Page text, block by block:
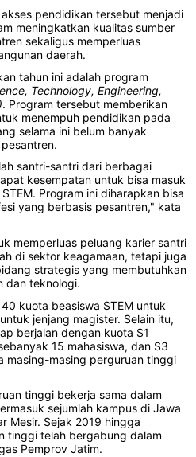
pendidikan tersebut menjadi
meningkatkan kualitas sumber
sekaligus memperluas
daerah.
tahun ini adalah program
Technology, Engineering,
. Program tersebut memberikan
menempuh pendidikan pada
selama ini belum banyak
santri-santri dari berbagai
kesempatan untuk bisa masuk
Program ini diharapkan bisa
yang berbasis pesantren," kata
memperluas peluang karier santri
di sektor keagamaan, tetapi juga
strategis yang membutuhkan
dan teknologi.
kuota beasiswa STEM untuk
jenjang magister. Selain itu,
berjalan dengan kuota S1
15 mahasiswa, dan S3
masing-masing perguruan tinggi
tinggi bekerja sama dalam
sejumlah kampus di Jawa
Mesir. Sejak 2019 hingga
tinggi telah bergabung dalam
Pemprov Jatim.